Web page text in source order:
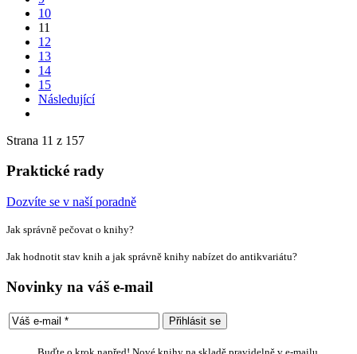
10
11
12
13
14
15
Následující
Strana 11 z 157
Praktické rady
Dozvíte se v naší poradně
Jak správně pečovat o knihy?
Jak hodnotit stav knih a jak správně knihy nabízet do antikvariátu?
Novinky na váš e-mail